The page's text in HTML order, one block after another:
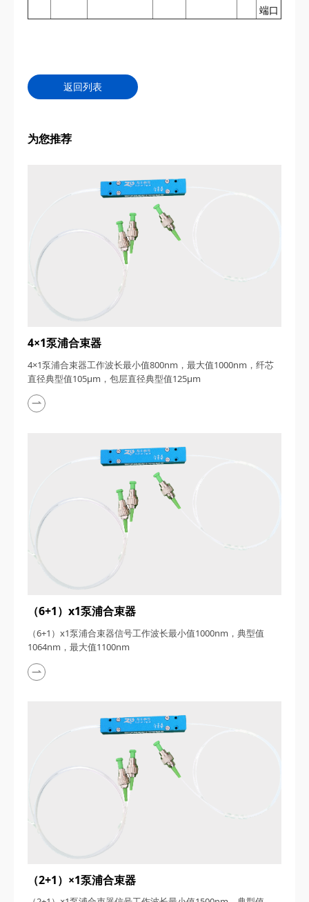
端口
返回列表
为您推荐
4×1泵浦合束器
4×1泵浦合束器工作波长最小值800nm，最大值1000nm，纤芯
直径典型值105μm，包层直径典型值125μm
（6+1）x1泵浦合束器
（6+1）x1泵浦合束器信号工作波长最小值1000nm，典型值
1064nm，最大值1100nm
（2+1）×1泵浦合束器